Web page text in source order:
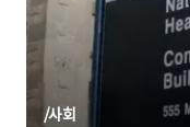
/사회